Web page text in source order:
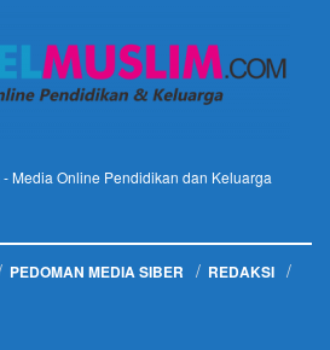
- Media Online Pendidikan dan Keluarga
PEDOMAN MEDIA SIBER
REDAKSI